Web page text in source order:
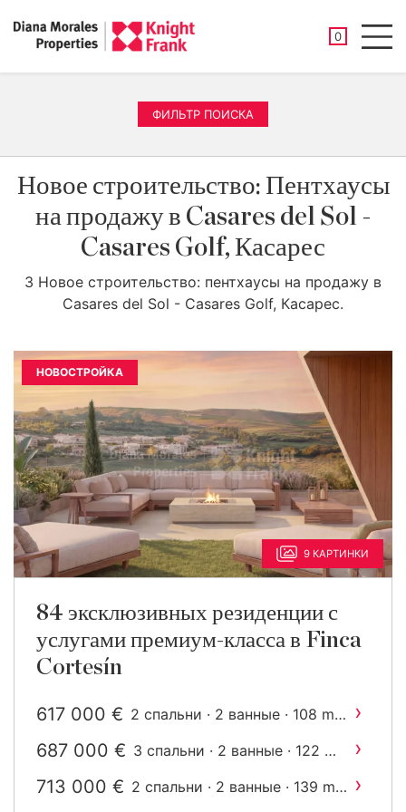
0
ФИЛЬТР ПОИСКА
Новое строительство: Пентхаусы
на продажу в Casares del Sol -
Casares Golf, Касарес
3 Новое строительство: пентхаусы на продажу в
Casares del Sol - Casares Golf, Касарес.
НОВОСТРОЙКА
9 КАРТИНКИ
84 эксклюзивных резиденции с
услугами премиум-класса в Finca
Cortesín
617 000 € 2 спальни · 2 ванные · 108 m ›
687 000 € 3 спальни · 2 ванные · 122 m ›
713 000 € 2 спальни · 2 ванные · 139 m ›